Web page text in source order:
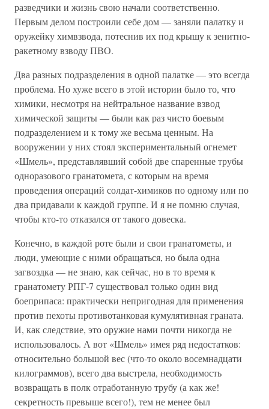
разведчики и жизнь свою начали соответственно.
Первым делом построили себе дом — заняли палатку и
оружейку химвзвода, потеснив их под крышу к зенитно-
ракетному взводу ПВО.
Два разных подразделения в одной палатке — это всегда
проблема. Но хуже всего в этой истории было то, что
химики, несмотря на нейтральное название взвод
химической защиты — были как раз чисто боевым
подразделением и к тому же весьма ценным. На
вооружении у них стоял экспериментальный огнемет
«Шмель», представлявший собой две спаренные трубы
одноразового гранатомета, с которым на время
проведения операций солдат-химиков по одному или по
два придавали к каждой группе. И я не помню случая,
чтобы кто-то отказался от такого довеска.
Конечно, в каждой роте были и свои гранатометы, и
люди, умеющие с ними обращаться, но была одна
загвоздка — не знаю, как сейчас, но в то время к
гранатомету РПГ-7 существовал только один вид
боеприпаса: практически непригодная для применения
против пехоты противотанковая кумулятивная граната.
И, как следствие, это оружие нами почти никогда не
использовалось. А вот «Шмель» имея ряд недостатков:
относительно большой вес (что-то около восемнадцати
килограммов), всего два выстрела, необходимость
возвращать в полк отработанную трубу (а как же!
секретность превыше всего!), тем не менее был